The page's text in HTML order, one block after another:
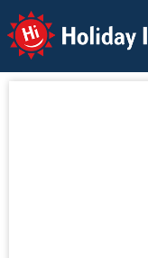
Holiday Info